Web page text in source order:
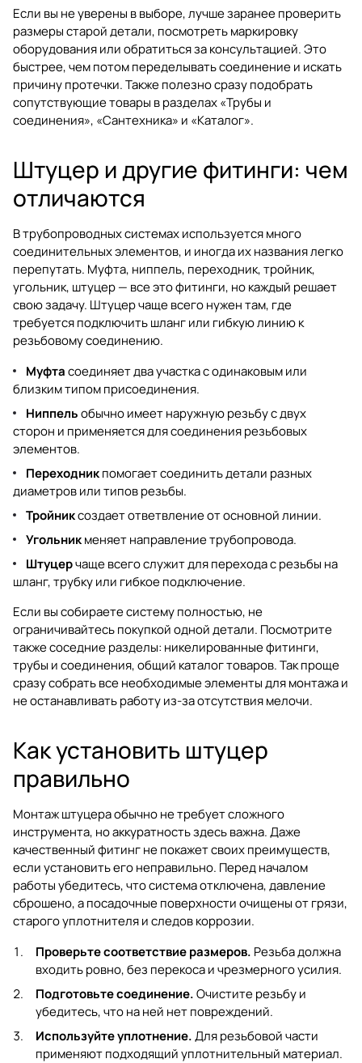
Если вы не уверены в выборе, лучше заранее проверить
размеры старой детали, посмотреть маркировку
оборудования или обратиться за консультацией. Это
быстрее, чем потом переделывать соединение и искать
причину протечки. Также полезно сразу подобрать
сопутствующие товары в разделах«Трубы и
соединения», «Сантехника» и «Каталог».
Штуцер и другие фитинги: чем
отличаются
В трубопроводных системах используется много
соединительных элементов, и иногда их названия легко
перепутать. Муфта, ниппель, переходник, тройник,
угольник, штуцер — все это фитинги, но каждый решает
свою задачу. Штуцер чаще всего нужен там, где
требуется подключить шланг или гибкую линию к
резьбовому соединению.
Муфтасоединяет два участка с одинаковым или
близким типом присоединения.
Ниппельобычно имеет наружную резьбу с двух
сторон и применяется для соединения резьбовых
элементов.
Переходникпомогает соединить детали разных
диаметров или типов резьбы.
Тройниксоздает ответвление от основной линии.
Угольникменяет направление трубопровода.
Штуцерчаще всего служит для перехода с резьбы на
шланг, трубку или гибкое подключение.
Если вы собираете систему полностью, не
ограничивайтесь покупкой одной детали. Посмотрите
также соседние разделы: никелированные фитинги,
трубы и соединения,общий каталог товаров. Так проще
сразу собрать все необходимые элементы для монтажа и
не останавливать работу из-за отсутствия мелочи.
Как установить штуцер
правильно
Монтаж штуцера обычно не требует сложного
инструмента, но аккуратность здесь важна. Даже
качественный фитинг не покажет своих преимуществ,
если установить его неправильно. Перед началом
работы убедитесь, что система отключена, давление
сброшено, а посадочные поверхности очищены от грязи,
старого уплотнителя и следов коррозии.
Проверьте соответствие размеров. Резьба должна
входить ровно, без перекоса и чрезмерного усилия.
Подготовьте соединение.Очистите резьбу и
убедитесь, что на ней нет повреждений.
Используйте уплотнение.Для резьбовой части
применяют подходящий уплотнительный материал.